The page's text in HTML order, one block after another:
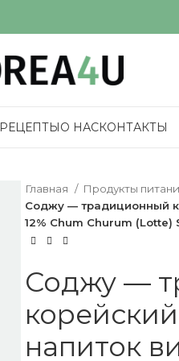
РЕЦЕПТЫО НАСКОНТАКТЫ
Главная Продукты
Соджу — традиционный
12% Chum Churum (Lotte)
Соджу —
напиток